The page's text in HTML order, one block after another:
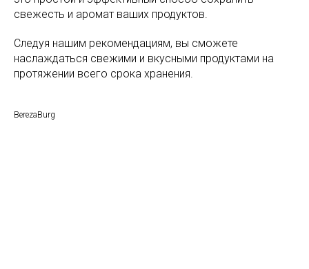
свежесть и аромат ваших продуктов.
Следуя нашим рекомендациям, вы сможете
наслаждаться свежими и вкусными продуктами на
протяжении всего срока хранения.
BerezaBurg